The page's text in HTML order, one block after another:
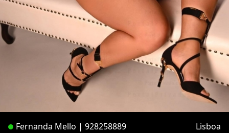
Fernanda Mello | 928258889 Lisboa